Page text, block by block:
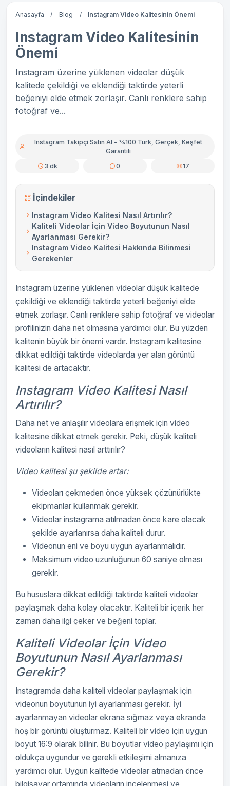
Anasayfa / Blog / Instagram Video Kalitesinin Önemi
Instagram Video Kalitesinin
Önemi
Instagram üzerine yüklenen videolar düşük
kalitede çekildiği ve eklendiği taktirde yeterli
beğeniyi elde etmek zorlaşır. Canlı renklere sahip
fotoğraf ve...
Instagram Takipçi Satın Al - %100 Türk, Gerçek, Keşfet
Garantili
3 dk
0 17
İçindekiler
Instagram Video Kalitesi Nasıl Artırılır?
Kaliteli Videolar İçin Video Boyutunun Nasıl
Ayarlanması Gerekir?
Instagram Video Kalitesi Hakkında Bilinmesi
Gerekenler
Instagram üzerine yüklenen videolar düşük kalitede
çekildiği ve eklendiği taktirde yeterli beğeniyi elde
etmek zorlaşır. Canlı renklere sahip fotoğraf ve videolar
profilinizin daha net olmasına yardımcı olur. Bu yüzden
kalitenin büyük bir önemi vardır. Instagram kalitesine
dikkat edildiği taktirde videolarda yer alan görüntü
kalitesi de artacaktır.
Instagram Video Kalitesi Nasıl
Artırılır?
Daha net ve anlaşılır videolara erişmek için video
kalitesine dikkat etmek gerekir. Peki, düşük kaliteli
videoların kalitesi nasıl arttırılır?
Video kalitesi şu şekilde artar:
Videoları çekmeden önce yüksek çözünürlükte
ekipmanlar kullanmak gerekir.
Videolar instagrama atılmadan önce kare olacak
şekilde ayarlanırsa daha kaliteli durur.
Videonun eni ve boyu uygun ayarlanmalıdır.
Maksimum video uzunluğunun 60 saniye olması
gerekir.
Bu hususlara dikkat edildiği taktirde kaliteli videolar
paylaşmak daha kolay olacaktır. Kaliteli bir içerik her
zaman daha ilgi çeker ve beğeni toplar.
Kaliteli Videolar İçin Video
Boyutunun Nasıl Ayarlanması
Gerekir?
Instagramda daha kaliteli videolar paylaşmak için
videonun boyutunun iyi ayarlanması gerekir. İyi
ayarlanmayan videolar ekrana sığmaz veya ekranda
hoş bir görüntü oluşturmaz. Kaliteli bir video için uygun
boyut 16:9 olarak bilinir. Bu boyutlar video paylaşımı için
oldukça uygundur ve gerekli etkileşimi almanıza
yardımcı olur. Uygun kalitede videolar atmadan önce